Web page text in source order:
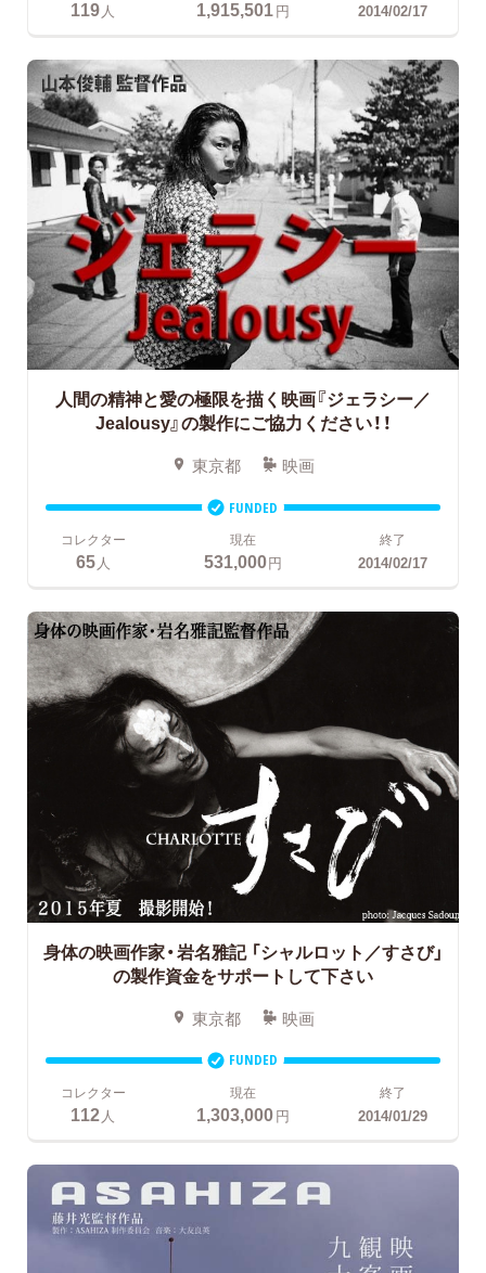
119 人 1,915,501円 2014/02/17
人間の精神と愛の極限を描く映画『ジェラシー／
Jealousy』の製作にご協力ください！！
東京都 映画
FUNDED
コレクター
65人
現在
531,000円
終了
2014/02/17
身体の映画作家・岩名雅記 「シャルロット／すさび」
の製作資金をサポートして下さい
東京都 映画
FUNDED
コレクター
112人
現在
1,303,000円
終了
2014/01/29